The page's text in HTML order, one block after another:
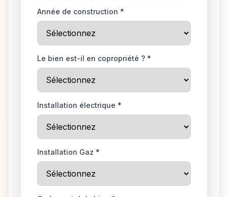
Année de construction *
Le bien est-il en copropriété ? *
Installation électrique *
Installation Gaz *